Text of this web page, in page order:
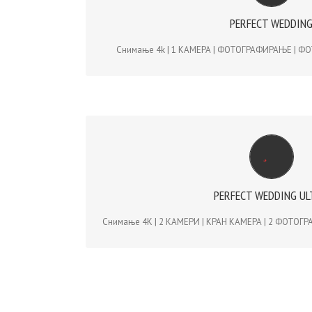
PERFECT WEDDING
Снимање 4k | 1 КАМЕРА | ФОТОГРАФИРАЊЕ |
Снимање 4k | 1 КАМЕРА | 1 ФОТОГРАФ |
PERFECT WEDDING
Снимање 4K | 2 КАМЕРИ | КРАН КАМЕРА | 2
PERFECT WEDDING ULTRA |
Снимање 4K | 2 КАМЕРИ | КРАН КАМЕРА | 2
– steadicam, dolly, dron, flycam, tripod,